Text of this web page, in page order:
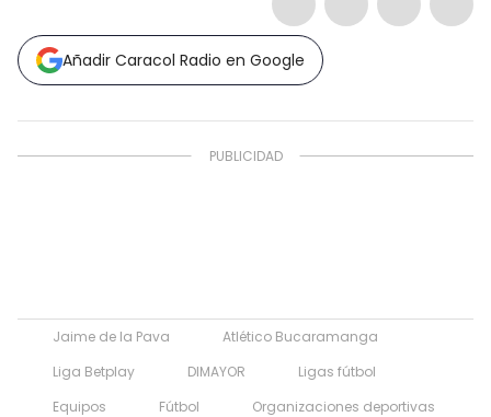
Añadir Caracol Radio en Google
Jaime de la Pava
Atlético Bucaramanga
Liga Betplay
DIMAYOR
Ligas fútbol
Equipos
Fútbol
Organizaciones deportivas